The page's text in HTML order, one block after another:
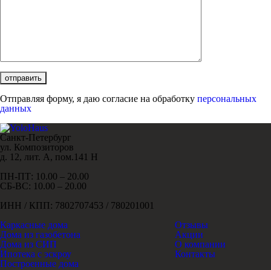
Отправляя форму, я даю согласие на обработку персональных
данных
Санкт-Петербург
ул. Композиторов
д. 12, лит. А, пом.141 Н
ПН-ПТ: 10.00 – 20.00
СБ-ВС: 10.00 – 20.00
ИНН / КПП: 7802707453 / 780201001
Каркасные дома
Дома из газобетона
Дома из СИП
Ипотека с эскроу
Построенные дома
Отзывы
Акции
О компании
Контакты